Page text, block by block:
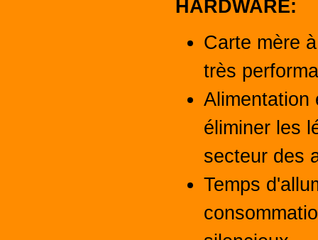
HARDWARE:
Carte mère
très
Alimentation
éliminer les
secteur des
Temps